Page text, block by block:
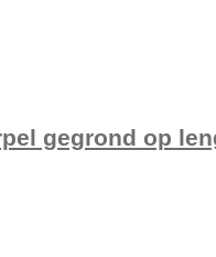
gegrond op